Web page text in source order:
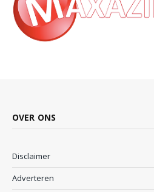
OVER ONS
Disclaimer
Adverteren